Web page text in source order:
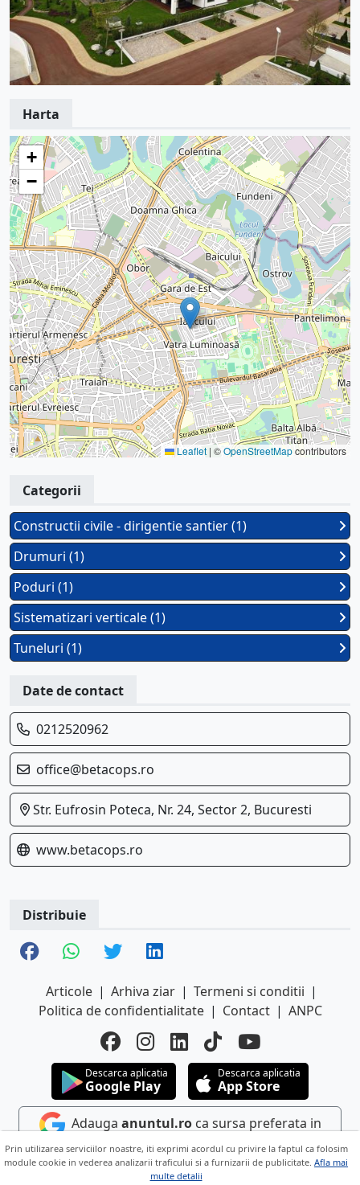
Harta
+
−
Leaflet | ©OpenStreetMapcontributors
Categorii
Constructii civile - dirigentie santier (1)
Drumuri (1)
Poduri (1)
Sistematizari verticale (1)
Tuneluri (1)
Date de contact
0212520962
office@betacops.ro
Str. Eufrosin Poteca, Nr. 24, Sector 2, Bucuresti
www.betacops.ro
Distribuie
Articole | Arhiva ziar | Termeni si conditii |
Politica de confidentialitate | Contact | ANPC
Descarca aplicatia
Google Play
Descarca aplicatia
App Store
Adauga anuntul.roca sursa preferata in
Google
Copyright © 2026 ANUNTUL TELEFONIC
Prin utilizarea serviciilor noastre, iti exprimi acordul cu privire la faptul ca folosim
module cookie in vederea analizarii traficului si a furnizarii de publicitate. Afla mai
multe detalii